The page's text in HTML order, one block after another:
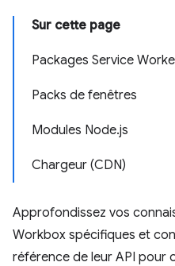
Sur cette page
Packages Service
Packs de fenêtres
Modules Node.js
Chargeur (CDN)
Approfondissez vos
Workbox spécifiques et
référence de leur API pour